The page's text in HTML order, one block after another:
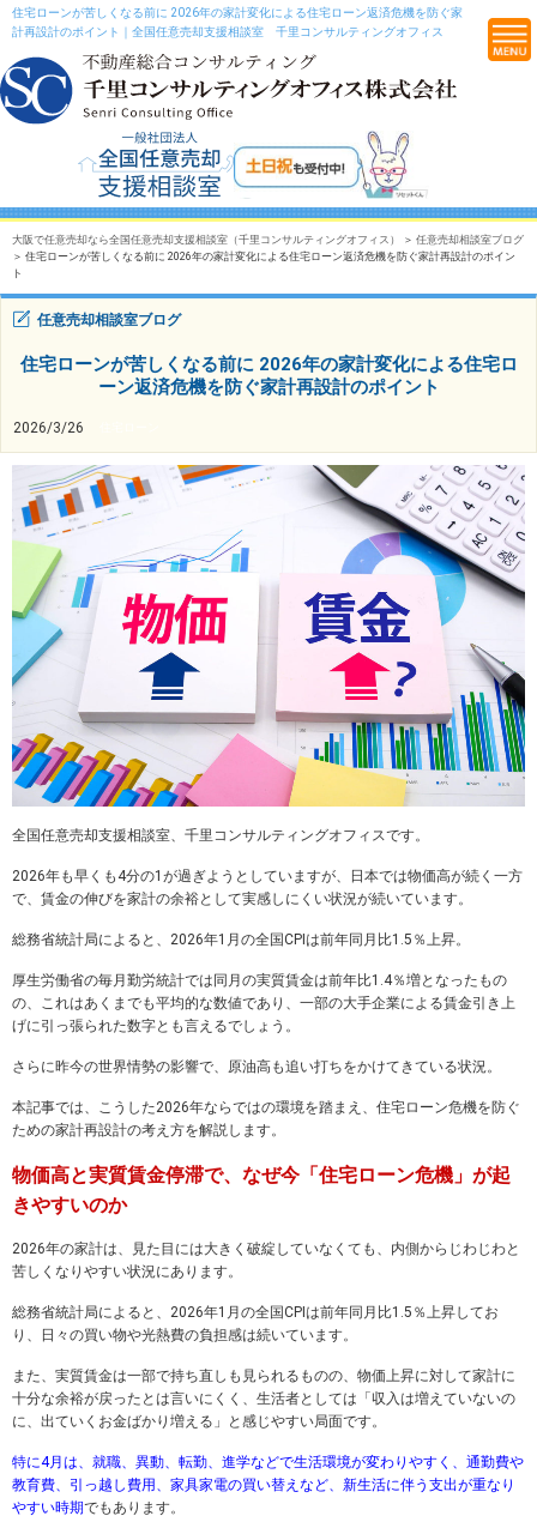
住宅ローンが苦しくなる前に 2026年の家計変化による住宅ローン返済危機を防ぐ家
計再設計のポイント｜全国任意売却支援相談室 千里コンサルティングオフィス
大阪で任意売却なら全国任意売却支援相談室（千里コンサルティングオフィス） ＞ 任意売却相談室ブログ
＞ 住宅ローンが苦しくなる前に 2026年の家計変化による住宅ローン返済危機を防ぐ家計再設計のポイン
ト
任意売却相談室ブログ
住宅ローンが苦しくなる前に 2026年の家計変化による住宅ロ
ーン返済危機を防ぐ家計再設計のポイント
2026/3/26
全国任意売却支援相談室、千里コンサルティングオフィスです。
2026年も早くも4分の1が過ぎようとしていますが、日本では物価高が続く一方
で、賃金の伸びを家計の余裕として実感しにくい状況が続いています。
総務省統計局によると、2026年1月の全国CPIは前年同月比1.5％上昇。
厚生労働省の毎月勤労統計では同月の実質賃金は前年比1.4％増となったもの
の、これはあくまでも平均的な数値であり、一部の大手企業による賃金引き上
げに引っ張られた数字とも言えるでしょう。
さらに昨今の世界情勢の影響で、原油高も追い打ちをかけてきている状況。
本記事では、こうした2026年ならではの環境を踏まえ、住宅ローン危機を防ぐ
ための家計再設計の考え方を解説します。
物価高と実質賃金停滞で、なぜ今「住宅ローン危機」が起
きやすいのか
2026年の家計は、見た目には大きく破綻していなくても、内側からじわじわと
苦しくなりやすい状況にあります。
総務省統計局によると、2026年1月の全国CPIは前年同月比1.5％上昇してお
り、日々の買い物や光熱費の負担感は続いています。
また、実質賃金は一部で持ち直しも見られるものの、物価上昇に対して家計に
十分な余裕が戻ったとは言いにくく、生活者としては「収入は増えていないの
に、出ていくお金ばかり増える」と感じやすい局面です。
特に4月は、就職、異動、転勤、進学などで生活環境が変わりやすく、通勤費や
教育費、引っ越し費用、家具家電の買い替えなど、新生活に伴う支出が重なり
やすい時期でもあります。